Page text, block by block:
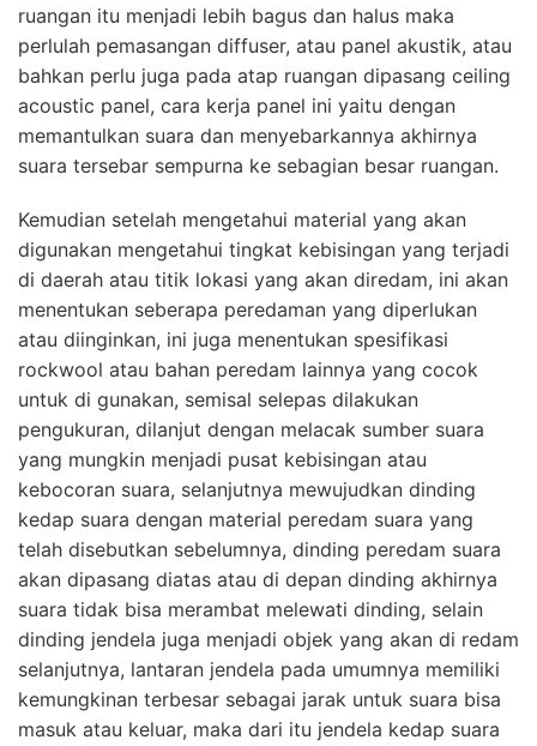
ruangan itu menjadi lebih bagus dan halus maka
perlulah pemasangan diffuser, atau panel akustik, atau
bahkan perlu juga pada atap ruangan dipasang ceiling
acoustic panel, cara kerja panel ini yaitu dengan
memantulkan suara dan menyebarkannya akhirnya
suara tersebar sempurna ke sebagian besar ruangan.
Kemudian setelah mengetahui material yang akan
digunakan mengetahui tingkat kebisingan yang terjadi
di daerah atau titik lokasi yang akan diredam, ini akan
menentukan seberapa peredaman yang diperlukan
atau diinginkan, ini juga menentukan spesifikasi
rockwool atau bahan peredam lainnya yang cocok
untuk di gunakan, semisal selepas dilakukan
pengukuran, dilanjut dengan melacak sumber suara
yang mungkin menjadi pusat kebisingan atau
kebocoran suara, selanjutnya mewujudkan dinding
kedap suara dengan material peredam suara yang
telah disebutkan sebelumnya, dinding peredam suara
akan dipasang diatas atau di depan dinding akhirnya
suara tidak bisa merambat melewati dinding, selain
dinding jendela juga menjadi objek yang akan di redam
selanjutnya, lantaran jendela pada umumnya memiliki
kemungkinan terbesar sebagai jarak untuk suara bisa
masuk atau keluar, maka dari itu jendela kedap suara